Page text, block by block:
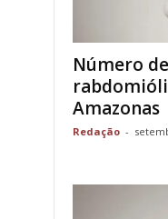
Número
Amazonas
Redação -